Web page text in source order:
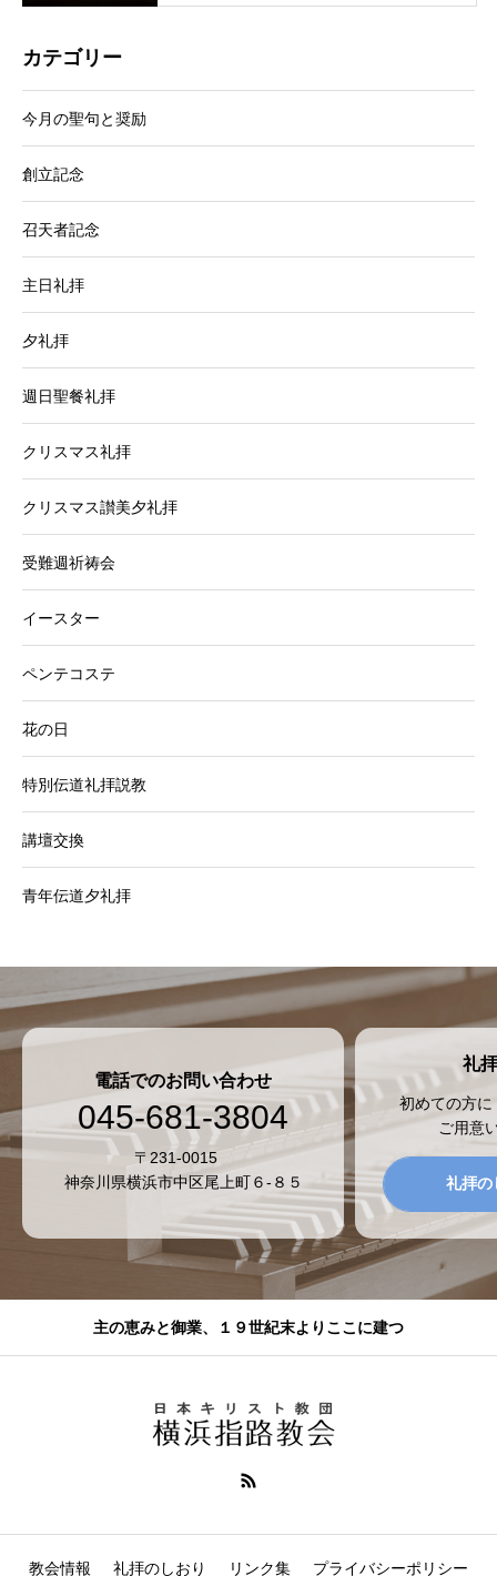
カテゴリー
今月の聖句と奨励
創立記念
召天者記念
主日礼拝
夕礼拝
週日聖餐礼拝
クリスマス礼拝
クリスマス讃美夕礼拝
受難週祈祷会
イースター
ペンテコステ
花の日
特別伝道礼拝説教
講壇交換
青年伝道夕礼拝
電話でのお問い合わせ
045-681-3804
〒231-0015
神奈川県横浜市中区尾上町６-８５
礼
初めての方
ご用意
礼拝の
主の恵みと御業、１９世紀末よりここに建つ
教会情報 礼拝のしおり リンク集 プライバシーポリシー